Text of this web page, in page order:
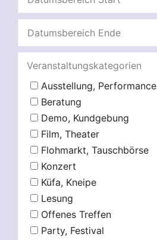
Veranstaltungskategorien
Ausstellung, Performance
Beratung
Demo, Kundgebung
Film, Theater
Flohmarkt, Tauschbörse
Konzert
Küfa, Kneipe
Lesung
Offenes Treffen
Party, Festival